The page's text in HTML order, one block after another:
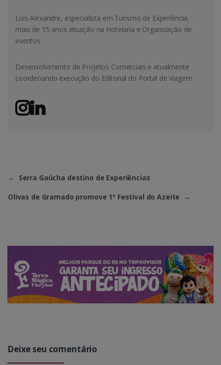
Luis Alexandre, especialista em Turismo de Experiência,
mais de 15 anos atuação na Hotelaria e Organização de
eventos.
Desenvolvimento de Projetos Comerciais e atualmente
coordenando execução do Editorial do Portal de Viagem.
← Serra Gaúcha destino de Experiências
Olivas de Gramado promove 1º Festival do Azeite →
Deixe seu comentário